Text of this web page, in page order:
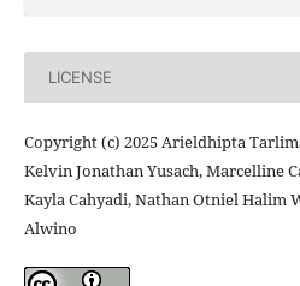
LICENSE
Copyright (c) 2025 Arieldhipta
Kelvin Jonathan Yusach, Marcelline
Kayla Cahyadi, Nathan Otniel Halim
Alwino